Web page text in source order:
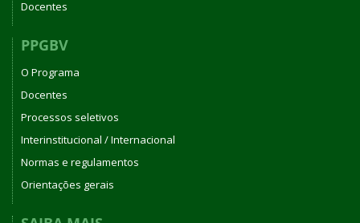
Docentes
PPGBV
O Programa
Docentes
Processos seletivos
Interinstitucional / Internacional
Normas e regulamentos
Orientações gerais